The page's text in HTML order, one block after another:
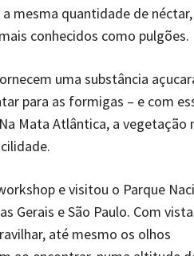
mesma quantidade de néctar,
conhecidos como pulgões.
uma substância
para as formigas – e com
Mata Atlântica, a vegetação
e visitou o Parque
Gerais e São Paulo. Com
até mesmo os olhos